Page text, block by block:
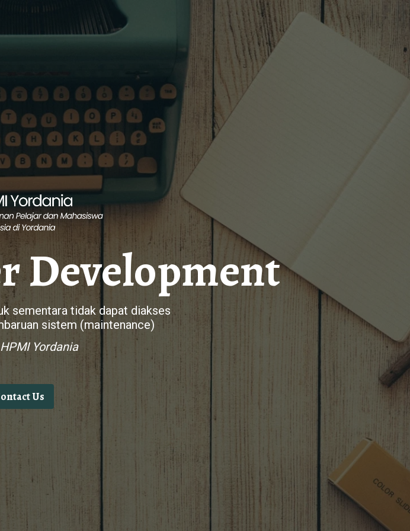
Development
sementara tidak dapat diakses
sistem (maintenance)
Yordania
Us